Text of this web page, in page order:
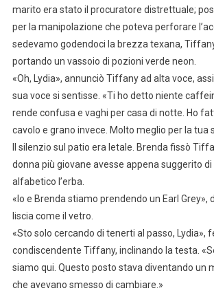
marito era stato il procuratore distrettuale;
per la manipolazione che poteva perforare
sedevamo godendoci la brezza texana,
portando un vassoio di pozioni verde neon.
«Oh, Lydia», annunciò Tiffany ad alta voce,
sua voce si sentisse. «Ti ho detto niente
rende confusa e vaghi per casa di notte. Ho
cavolo e grano invece. Molto meglio per la tua
Il silenzio sul patio era letale. Brenda fissò
donna più giovane avesse appena suggerito
alfabetico l’erba.
«Io e Brenda stiamo prendendo un Earl Grey»,
liscia come il vetro.
«Sto solo cercando di tenerti al passo, Lydia»,
condiscendente Tiffany, inclinando la testa.
siamo qui. Questo posto stava diventando un
che avevano smesso di cambiare.»